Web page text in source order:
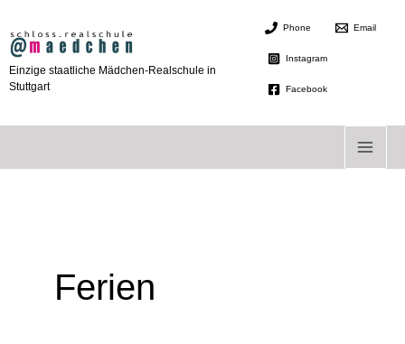
Inhalt
springen
Einzige staatliche Mädchen-Realschule in
Stuttgart
Phone Email
Instagram
Facebook
Ferien